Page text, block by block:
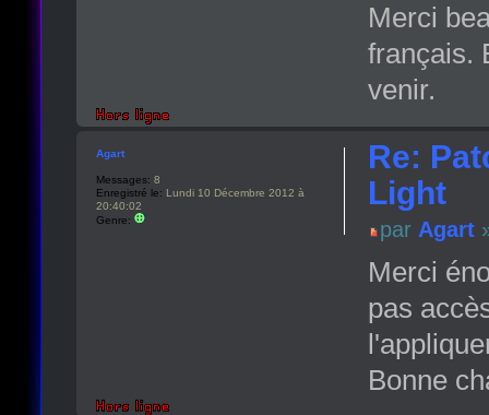
Merci
français.
venir.
Re:
Light
par Agart
Merci
pas
Bonne
Agart
Messages: 8
Enregistré le: Lundi 10 Décembre 2012 à
20:40:02
Genre: